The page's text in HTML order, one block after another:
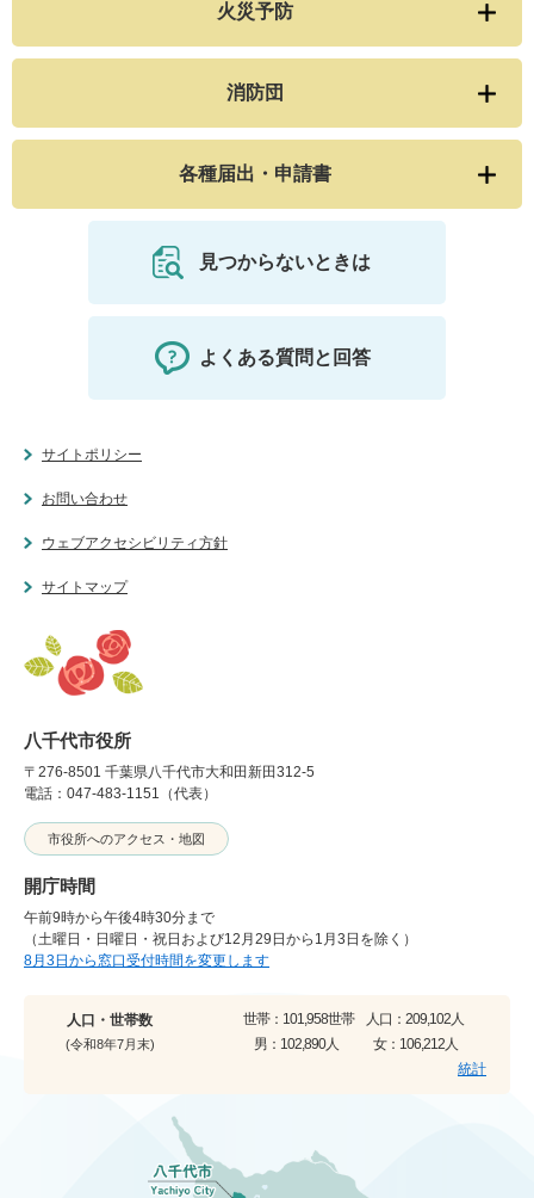
火災予防
消防団
各種届出・申請書
見つからないときは
よくある質問と回答
サイトポリシー
お問い合わせ
ウェブアクセシビリティ方針
サイトマップ
八千代市役所
〒276-8501 千葉県八千代市大和田新田312-5
電話：047-483-1151（代表）
市役所へのアクセス・地図
開庁時間
午前9時から午後4時30分まで
（土曜日・日曜日・祝日および12月29日から1月3日を除く）
8月3日から窓口受付時間を変更します
人口・世帯数
(令和8年7月末)
世帯： 101,958世帯 人口： 209,102人
男： 102,890人 女： 106,212人
統計